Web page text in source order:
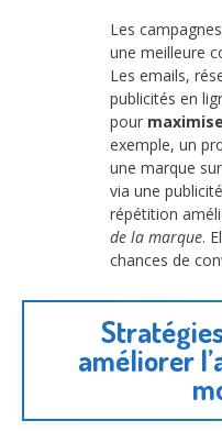
Les
une meilleure
Les emails,
publicités en
pour
exemple, un
une marque
via une
répétition
de la marque.
chances de
améliorer